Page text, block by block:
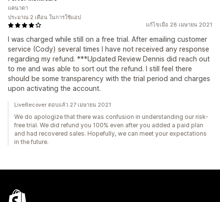
แก้ไขเมื่อ 28 เมษายน 2021
I was charged while still on a free trial. After emailing customer
service (Cody) several times I have not received any response
regarding my refund. ***Updated Review Dennis did reach out
to me and was able to sort out the refund. I still feel there
should be some transparency with the trial period and charges
upon activating the account.
แคนาดา
ประมาณ 2 เดือน ในการใช้แอป
LiveRecover ตอบแล้ว 27 เมษายน 2021
We do apologize that there was confusion in understanding our risk-
free trial. We did refund you 100% even after you added a paid plan
and had recovered sales. Hopefully, we can meet your expectations
in the future.